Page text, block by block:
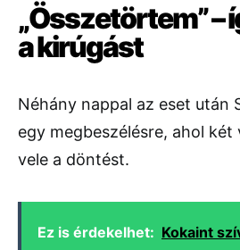
„Összetörtem” –
a kirúgást
Néhány nappal az eset után
egy megbeszélésre, ahol
vele a döntést.
Ez is érdekelhet: Kokaint